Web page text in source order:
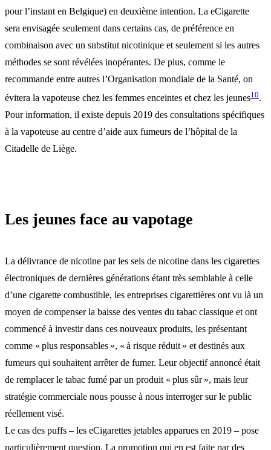
pour l’instant en Belgique) en deuxième intention. La eCigarette
sera envisagée seulement dans certains cas, de préférence en
combinaison avec un substitut nicotinique et seulement si les autres
méthodes se sont révélées inopérantes. De plus, comme le
recommande entre autres l’Organisation mondiale de la Santé, on
évitera la vapoteuse chez les femmes enceintes et chez les jeunes10.
Pour information, il existe depuis 2019 des consultations spécifiques
à la vapoteuse au centre d’aide aux fumeurs de l’hôpital de la
Citadelle de Liège.
Les jeunes face au vapotage
La délivrance de nicotine par les sels de nicotine dans les cigarettes
électroniques de dernières générations étant très semblable à celle
d’une cigarette combustible, les entreprises cigarettières ont vu là un
moyen de compenser la baisse des ventes du tabac classique et ont
commencé à investir dans ces nouveaux produits, les présentant
comme « plus responsables », « à risque réduit » et destinés aux
fumeurs qui souhaitent arrêter de fumer. Leur objectif annoncé était
de remplacer le tabac fumé par un produit « plus sûr », mais leur
stratégie commerciale nous pousse à nous interroger sur le public
réellement visé.
Le cas des puffs – les eCigarettes jetables apparues en 2019 – pose
particulièrement question. La promotion qui en est faite par des